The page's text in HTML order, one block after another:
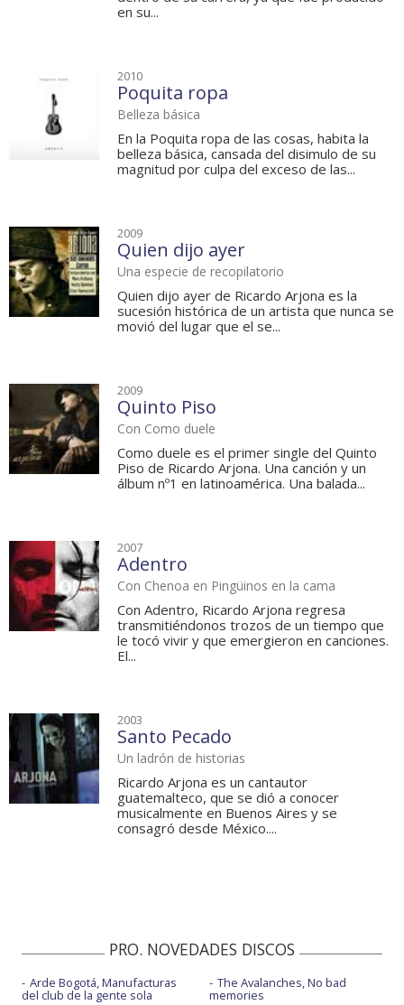
en su...
2010
Poquita ropa
Belleza básica
En la Poquita ropa de las cosas, habita la
belleza básica, cansada del disimulo de su
magnitud por culpa del exceso de las...
2009
Quien dijo ayer
Una especie de recopilatorio
Quien dijo ayer de Ricardo Arjona es la
sucesión histórica de un artista que nunca se
movió del lugar que el se...
2009
Quinto Piso
Con Como duele
Como duele es el primer single del Quinto
Piso de Ricardo Arjona. Una canción y un
álbum nº1 en latinoamérica. Una balada...
2007
Adentro
Con Chenoa en Pingüinos en la cama
Con Adentro, Ricardo Arjona regresa
transmitiéndonos trozos de un tiempo que
le tocó vivir y que emergieron en canciones.
El...
2003
Santo Pecado
Un ladrón de historias
Ricardo Arjona es un cantautor
guatemalteco, que se dió a conocer
musicalmente en Buenos Aires y se
consagró desde México....
PRO. NOVEDADES DISCOS
Arde Bogotá, Manufacturas
del club de la gente sola
The Avalanches, No bad
memories